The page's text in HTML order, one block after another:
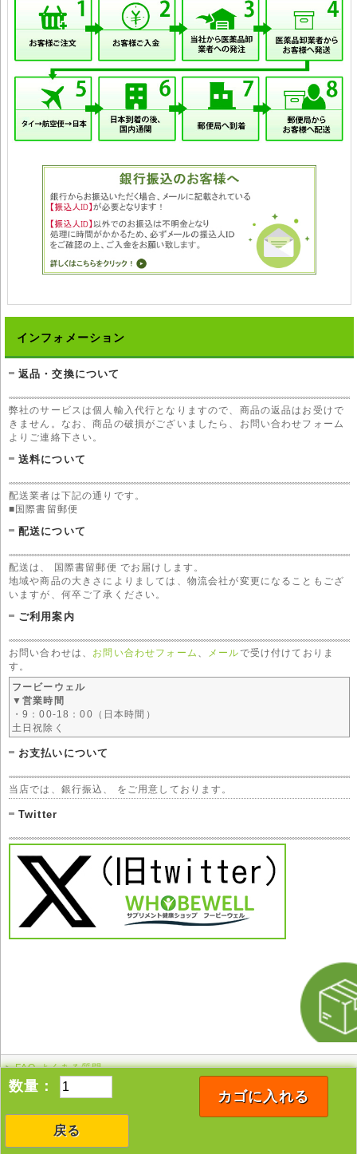
数量：
カゴに入れる
戻る
インフォメーション
返品・交換について
弊社のサービスは個人輸入代行となりますので、商品の返品はお受けで
きません。なお、商品の破損がございましたら、お問い合わせフォーム
よりご連絡下さい。
送料について
配送業者は下記の通りです。
■国際書留郵便
配送について
配送は、 国際書留郵便 でお届けします。
地域や商品の大きさによりましては、物流会社が変更になることもござ
いますが、何卒ご了承ください。
ご利用案内
お問い合わせは、 お問い合わせフォーム メールで受け付けておりま
す。
フービーウェル
▼営業時間
・9：00-18：00（日本時間）
土日祝除く
お支払いについて
当店では、銀行振込、 をご用意しております。
Twitter
FAQ よくある質問
Copyright © 2005-2026 whobewell All rights reserved.